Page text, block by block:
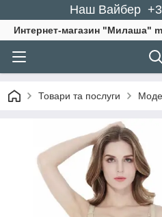
Наш Вайбер
Интернет-магазин "Милаша"
Товари та послуги